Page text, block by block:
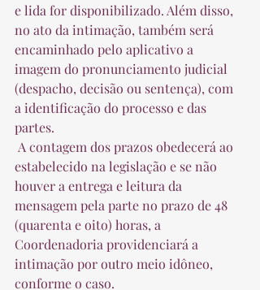
e lida for disponibilizado. Além disso,
no ato da intimação, também será
encaminhado pelo aplicativo a
imagem do pronunciamento judicial
(despacho, decisão ou sentença), com
a identificação do processo e das
partes.
estabelecido na legislação e se não
houver a entrega e leitura da
mensagem pela parte no prazo de 48
(quarenta e oito) horas, a
Coordenadoria providenciará a
intimação por outro meio idôneo,
conforme o caso.